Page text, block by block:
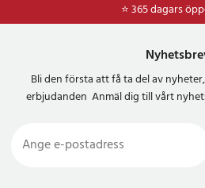
⭐ 365 dagars
⭐Frakt
Bli den första att få ta del av
erbjudanden Anmäl dig till vårt